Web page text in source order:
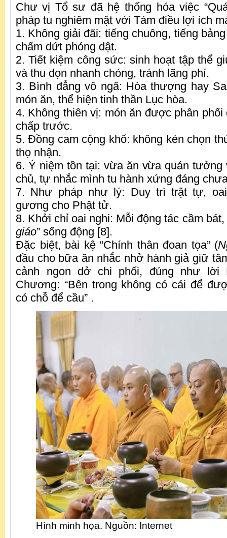
Chư vị Tổ sư đã hệ thống hóa việc
pháp tu nghiêm mật với Tám điều lợi ích
1. Không giải đãi: tiếng chuông, tiếng
chấm dứt phóng dật.
2. Tiết kiệm công sức: sinh hoạt tập thể
và thu dọn nhanh chóng, tránh lãng phí.
3. Bình đẳng vô ngã: Hòa thượng hay
món ăn, thể hiện tinh thần Lục hòa.
4. Không thiên vị: món ăn được phân phối
chấp trước.
5. Đồng cam cộng khổ: không kén chọn
thọ nhận.
6. Ý niệm tồn tại: vừa ăn vừa quán
chủ, tự nhắc mình tu hành xứng đáng
7. Như pháp như lý: Duy trì trật tự,
gương cho Phật tử.
8. Khởi chỉ oai nghi: Mỗi động tác cầm bát,
giáo” sống động [8].
Đặc biệt, bài kệ “Chính thân đoan tọa” (
đầu cho bữa ăn nhắc nhở hành giả giữ
cảnh ngon dở chi phối, đúng như lời
Chương: “Bên trong không có cái để
có chỗ để cầu” .
Hình minh họa. Nguồn: Internet